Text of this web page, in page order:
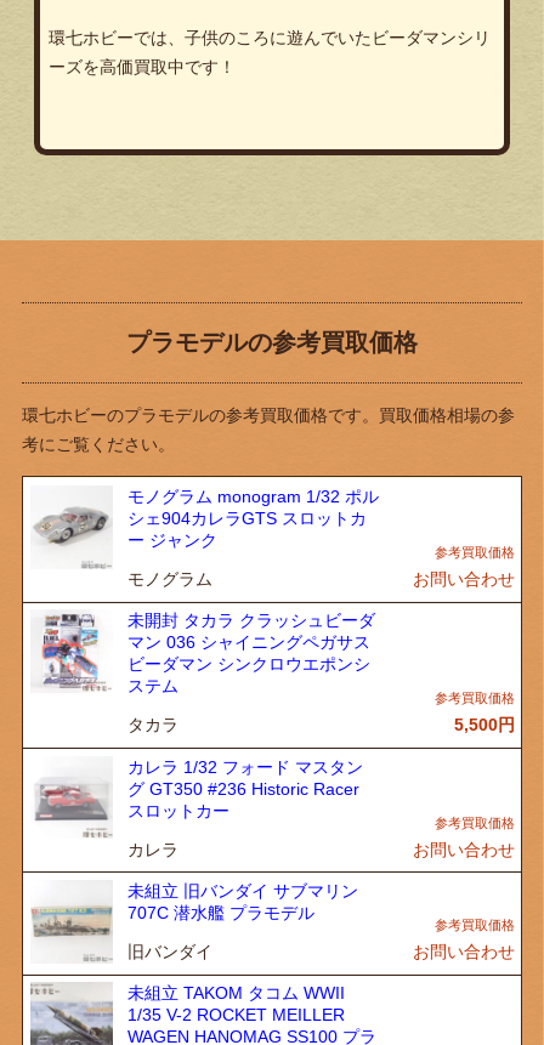
環七ホビーでは、子供のころに遊んでいたビーダマンシリ
ーズを高価買取中です！
プラモデルの参考買取価格
環七ホビーのプラモデルの参考買取価格です。買取価格相場の参
考にご覧ください。
モノグラム monogram 1/32 ポル
シェ904カレラGTS スロットカ
ー ジャンク
モノグラム お問い合わせ
未開封 タカラ クラッシュビーダ
マン 036 シャイニングペガサス
ビーダマン シンクロウエポンシ
ステム
タカラ 5,500円
カレラ 1/32 フォード マスタン
グ GT350 #236 Historic Racer
スロットカー
カレラ お問い合わせ
未組立 旧バンダイ サブマリン
707C 潜水艦 プラモデル
旧バンダイ お問い合わせ
未組立 TAKOM タコム WWII
1/35 V-2 ROCKET MEILLER
WAGEN HANOMAG SS100 プラ